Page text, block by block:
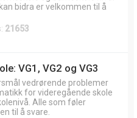
bidra er velkommen til å
21653
VG1, VG2 og VG3
vedrørende problemer
for videregående skole
Alle som føler
til å svare.